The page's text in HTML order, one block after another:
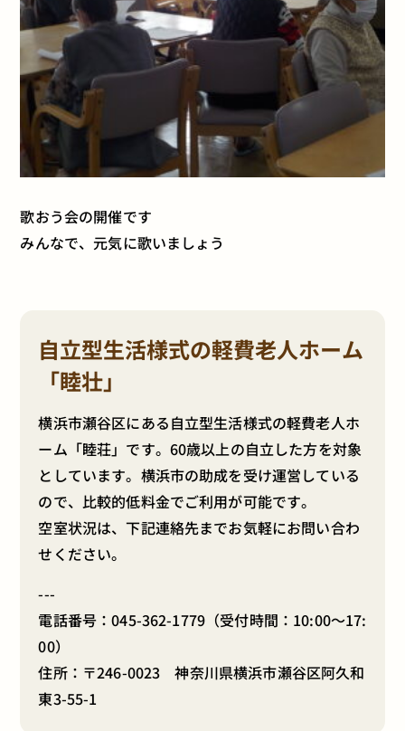
歌おう会の開催です
みんなで、元気に歌いましょう
自立型生活様式の軽費老人ホーム
「睦壮」
横浜市瀬谷区にある自立型生活様式の軽費老人ホ
ーム「睦荘」です。60歳以上の自立した方を対象
としています。横浜市の助成を受け運営している
ので、比較的低料金でご利用が可能です。
空室状況は、下記連絡先までお気軽にお問い合わ
せください。
---
電話番号：045-362-1779 （受付時間：10:00～17:
00）
住所：〒246-0023 神奈川県横浜市瀬谷区阿久和
東3-55-1